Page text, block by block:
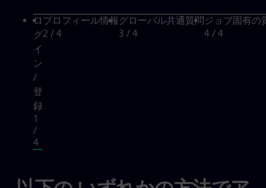
ロ
グ
イ
ン
/
登
録
1
/
4
プロフィール情報
2 / 4
グローバル共通質問
3 / 4
ジョブ固有の
4 / 4